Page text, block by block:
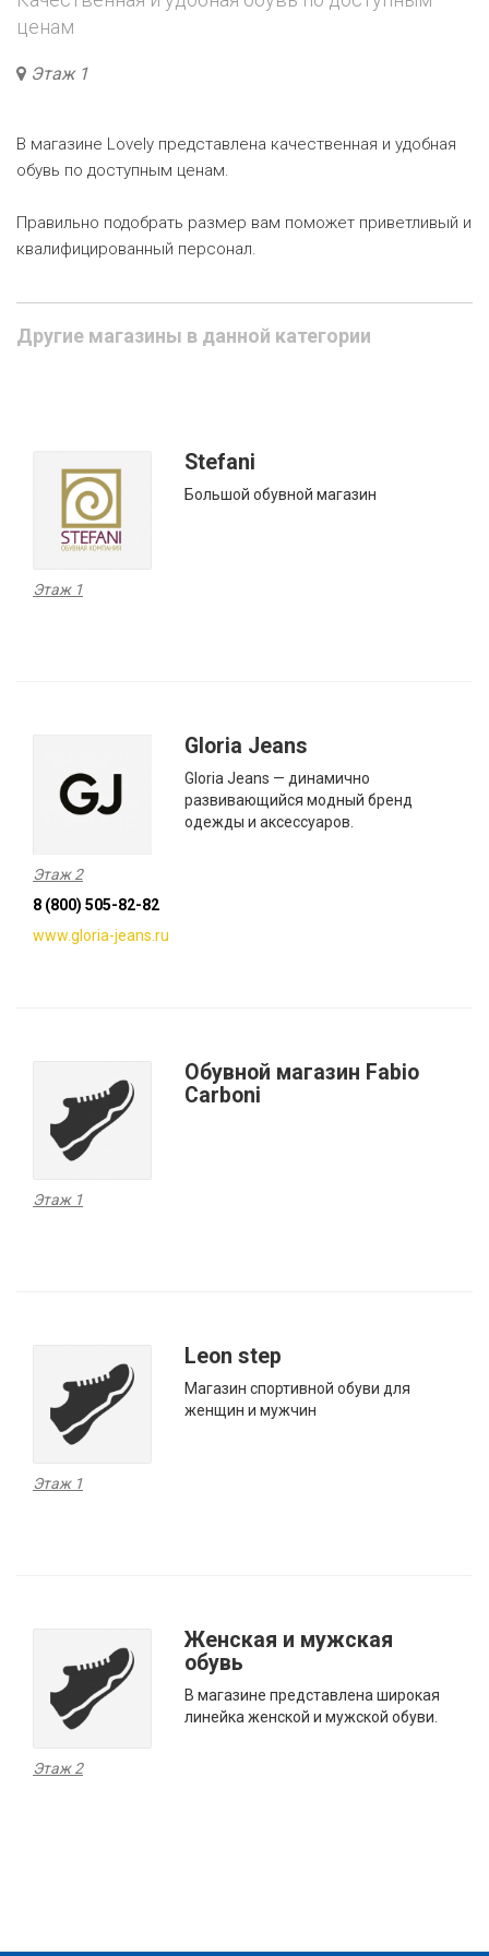
ценам
Этаж 1
В магазине Lovely представлена качественная и удобная
обувь по доступным ценам.
Правильно подобрать размер вам поможет приветливый и
квалифицированный персонал.
Другие магазины в данной категории
Stefani
Большой обувной магазин
Этаж 1
Gloria Jeans
Gloria Jeans — динамично
развивающийся модный бренд
одежды и аксессуаров.
Этаж 2
8 (800) 505-82-82
www.gloria-jeans.ru
Обувной магазин Fabio
Carboni
Этаж 1
Leon step
Магазин спортивной обуви для
женщин и мужчин
Этаж 1
Женская и мужская
обувь
В магазине представлена широкая
линейка женской и мужской обуви.
Этаж 2